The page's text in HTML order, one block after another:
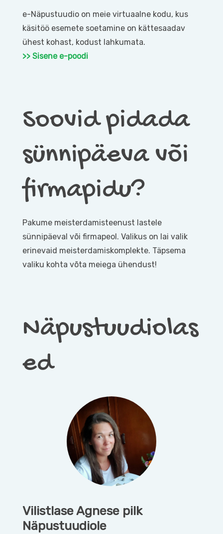
e-Näpustuudio on meie virtuaalne kodu, kus
käsitöö esemete soetamine on kättesaadav
ühest kohast, kodust lahkumata.
>> Sisene e-poodi
Soovid pidada
sünnipäeva või
firmapidu?
Pakume meisterdamisteenust lastele
sünnipäeval või firmapeol. Valikus on lai valik
erinevaid meisterdamiskomplekte. Täpsema
valiku kohta võta meiega ühendust!
Näpustuudiolas
ed
Vilistlase Agnese pilk
Näpustuudiole